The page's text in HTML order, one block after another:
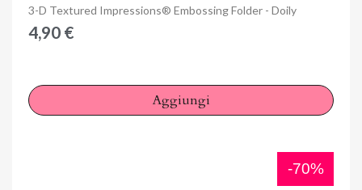
Anteprima
3-D Textured Impressions® Embossing Folder - Doily
4,90 €
Aggiungi
-70%